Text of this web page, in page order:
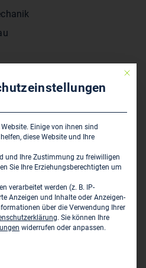
Mit Schwerpunkt
oder Anlagen: Bei
für Grundbau, insb.
Mit
Einige von ihnen sind
diese Website und Ihre
und Ihre Zustimmung zu freiwilligen
Sie Ihre Erziehungsberechtigten um
verarbeitet werden (z. B. IP-
Anzeigen und Inhalte oder Anzeigen-
über die Verwendung Ihrer
. Sie können Ihre
widerrufen oder anpassen.
Gruppen, für die eine